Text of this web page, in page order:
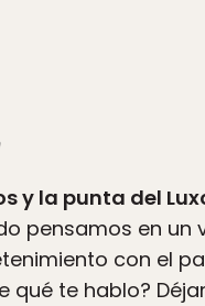
y la punta del
pensamos en un
con el
qué te hablo?